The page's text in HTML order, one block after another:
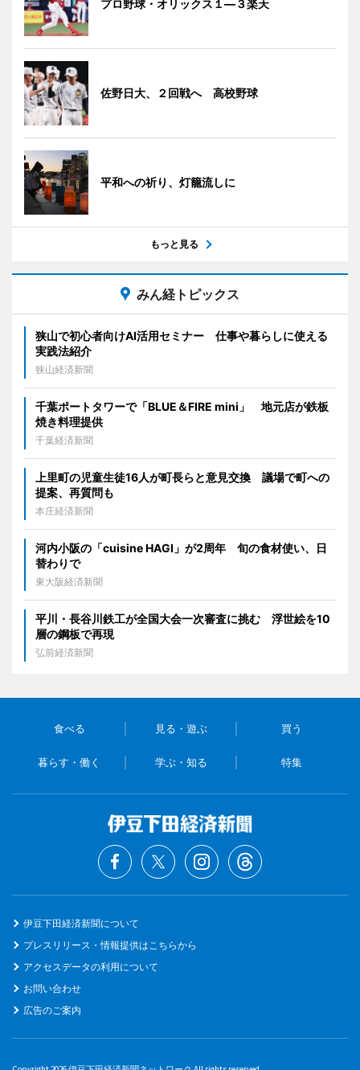
プロ野球・オリックス１―３楽天
佐野日大、２回戦へ 高校野球
平和への祈り、灯籠流しに
もっと見る
みん経トピックス
狭山で初心者向けAI活用セミナー 仕事や暮らしに使える
実践法紹介
狭山経済新聞
千葉ポートタワーで「BLUE＆FIRE mini」 地元店が鉄板
焼き料理提供
千葉経済新聞
上里町の児童生徒16人が町長らと意見交換 議場で町への
提案、再質問も
本庄経済新聞
河内小阪の「cuisine HAGI」が2周年 旬の食材使い、日
替わりで
東大阪経済新聞
平川・長谷川鉄工が全国大会一次審査に挑む 浮世絵を10
層の鋼板で再現
弘前経済新聞
食べる 見る・遊ぶ 買う
暮らす・働く 学ぶ・知る 特集
伊豆下田経済新聞について
プレスリリース・情報提供はこちらから
アクセスデータの利用について
お問い合わせ
広告のご案内